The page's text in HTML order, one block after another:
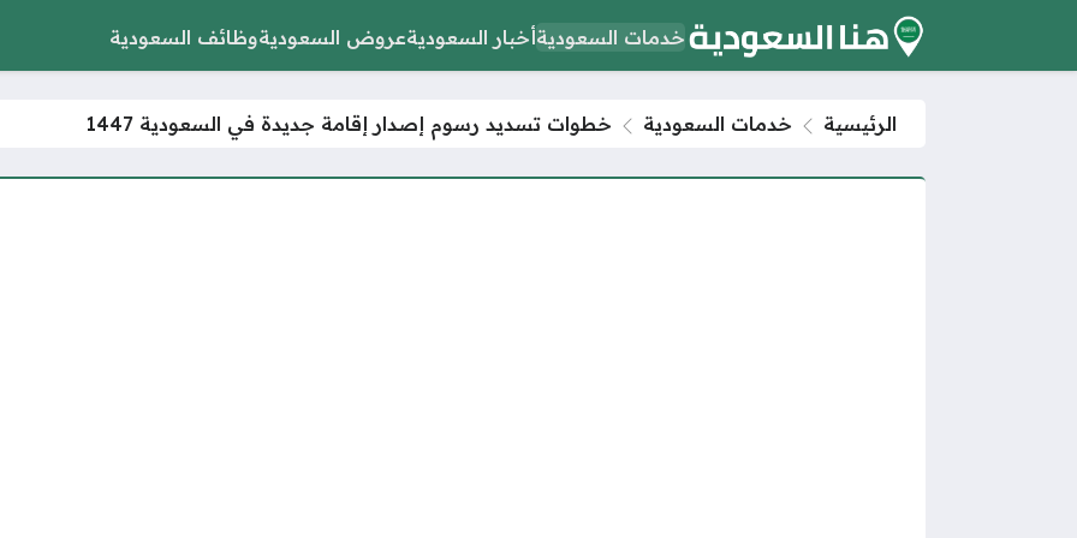
خدمات السعوديةأخبار السعوديةعروض السعوديةوظائف السعودية
الرئيسية خدمات السعودية خطوات تسديد رسوم إصدار إقامة جديدة في السعودية 1447